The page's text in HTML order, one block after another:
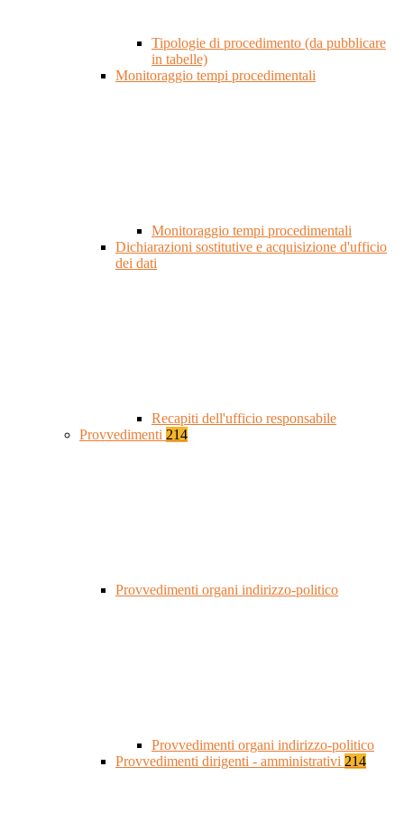
Tipologie di procedimento (da pubblicare
in tabelle)
Monitoraggio tempi procedimentali
Monitoraggio tempi procedimentali
Dichiarazioni sostitutive e acquisizione d'ufficio
dei dati
Recapiti dell'ufficio responsabile
Provvedimenti 214
Provvedimenti organi indirizzo-politico
Provvedimenti organi indirizzo-politico
Provvedimenti dirigenti - amministrativi 214